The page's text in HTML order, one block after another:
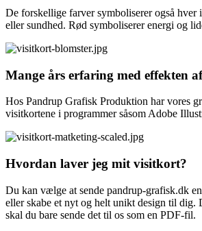
De forskellige farver symboliserer også
eller sundhed. Rød symboliserer energi og
Mange års erfaring med effekten
Hos Pandrup Grafisk Produktion har vores
visitkortene i programmer såsom Adobe
Hvordan laver jeg mit visitkort?
Du kan vælge at sende pandrup-grafisk.dk
eller skabe et nyt og helt unikt design til
skal du bare sende det til os som en PDF-fil.